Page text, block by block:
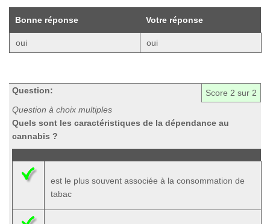
Bonne réponse Votre réponse
oui oui
Score 2 sur 2
Question:
Question à choix multiples
Quels sont les caractéristiques de la dépendance au
cannabis ?
est le plus souvent associée à la consommation de
tabac